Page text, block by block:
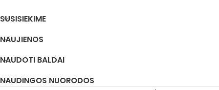
SUSISIEKIME
NAUJIENOS
NAUDOTI BALDAI
NAUDINGOS NUORODOS